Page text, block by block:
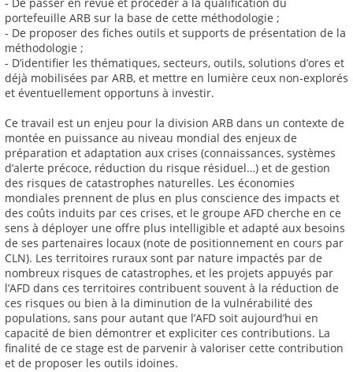
portefeuille ARB sur la base de cette méthodologie ;
- De proposer des fiches outils et supports de présentation de la
méthodologie ;
- D’identifier les thématiques, secteurs, outils, solutions d’ores et
déjà mobilisées par ARB, et mettre en lumière ceux non-explorés
et éventuellement opportuns à investir.
Ce travail est un enjeu pour la division ARB dans un contexte de
montée en puissance au niveau mondial des enjeux de
préparation et adaptation aux crises (connaissances, systèmes
d’alerte précoce, réduction du risque résiduel…) et de gestion
des risques de catastrophes naturelles. Les économies
mondiales prennent de plus en plus conscience des impacts et
des coûts induits par ces crises, et le groupe AFD cherche en ce
sens à déployer une offre plus intelligible et adapté aux besoins
de ses partenaires locaux (note de positionnement en cours par
CLN). Les territoires ruraux sont par nature impactés par de
nombreux risques de catastrophes, et les projets appuyés par
l’AFD dans ces territoires contribuent souvent à la réduction de
ces risques ou bien à la diminution de la vulnérabilité des
populations, sans pour autant que l’AFD soit aujourd’hui en
capacité de bien démontrer et expliciter ces contributions. La
finalité de ce stage est de parvenir à valoriser cette contribution
et de proposer les outils idoines.